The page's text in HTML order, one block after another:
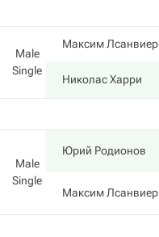
Male
Single
Максим Лсанвиер
Николас Харри
Male
Single
Юрий Родионов
Максим Лсанвиер